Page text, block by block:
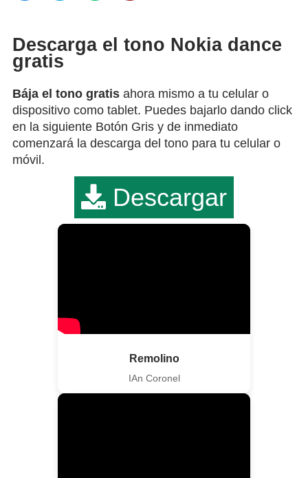
Descarga el tono Nokia dance
gratis
Bája el tono gratis ahora mismo a tu celular o
dispositivo como tablet. Puedes bajarlo dando click
en la siguiente Botón Gris y de inmediato
comenzará la descarga del tono para tu celular o
móvil.
Descargar
Remolino
IAn Coronel